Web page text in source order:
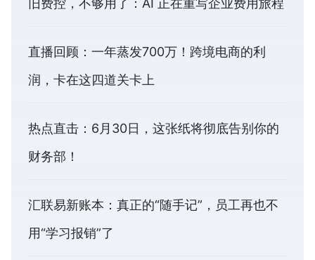
直播回顾：一年蒸发700万！跨境电商的利
润，卡在这四道关卡上
热点直击：6月30日，这张纸将彻底告别你的
财务部！
汇联易新账本：真正的“随手记”，员工再也不
用“学习报销”了